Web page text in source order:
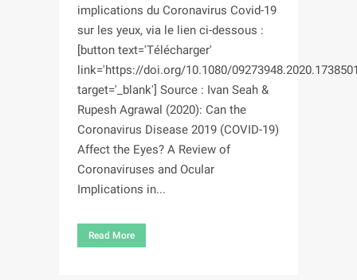
implications du Coronavirus Covid-19
sur les yeux, via le lien ci-dessous :
[button text='Télécharger'
link='https://doi.org/10.1080/
target='_blank'] Source : Ivan Seah &
Rupesh Agrawal (2020): Can the
Coronavirus Disease 2019 (COVID-19)
Affect the Eyes? A Review of
Coronaviruses and Ocular
Implications in...
Read More